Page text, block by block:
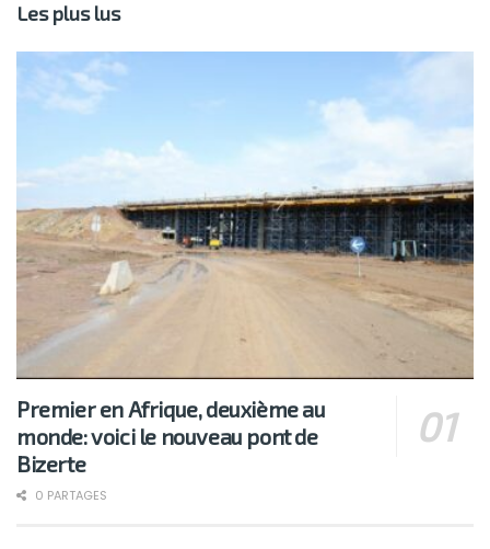
Les plus lus
Premier en Afrique, deuxième au
monde: voici le nouveau pont de
Bizerte
0 PARTAGES